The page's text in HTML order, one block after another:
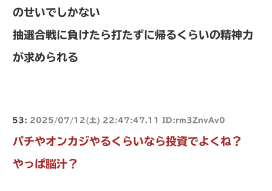
のせいでしかない
抽選合戦に負けたら打たずに帰るくらいの精神力
が求められる
53: 2025/07/12(土) 22:47:47.11 ID:rm3ZnvAv0
パチやオンカジやるくらいなら投資でよくね？
やっぱ脳汁？